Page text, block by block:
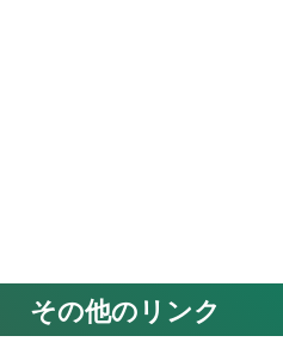
その他のリンク